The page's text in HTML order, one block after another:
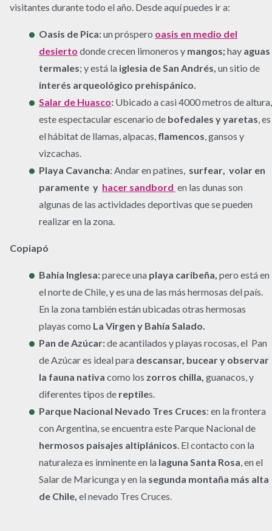
visitantes durante todo el año. Desde aquí puedes ir a:
Oasis de Pica:un próspero oasis en medio del
desierto ​ donde crecen limoneros y mangos;hay aguas
termales; y está la iglesia de San Andrés, un sitio de
interés arqueológico prehispánico.
Salar de Huasco: Ubicado a casi 4000 metros de altura,
este espectacular escenario de bofedales y yaretas , es
el hábitat de llamas, alpacas, flamencos , gansos y
vizcachas.
Playa Cavancha: Andar en patines, ​​ surfear volar en
paramente y hacer sandbord ​​ en las dunas son
algunas de las actividades deportivas que se pueden
realizar en la zona.
Copiapó
Bahía Inglesa:parece una playa caribeña, pero está en
el norte de Chile, y es una de las más hermosas del país.
En la zona también están ubicadas otras hermosas
playas como La Virgen y Bahía Salado.
Pan de Azúcar:de acantilados y playas rocosas, el ​Pan
de Azúcar​ es ideal para descansar, bucear y observar
la fauna nativa como los zorros chilla, guanacos, y
diferentes tipos de reptiles.
Parque Nacional Nevado Tres Cruces: en la frontera
con Argentina, se encuentra este Parque Nacional de ​​
hermosos paisajes altiplánicos ​​. El contacto con la
naturaleza es inminente en la laguna Santa Rosa , en el
Salar de Maricunga y en la segunda montaña más alta
de Chile, el nevado Tres Cruces.